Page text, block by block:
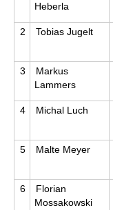
Heberla
2 Tobias Jugelt
3
Markus
Lammers
4 Michal Luch
5 Malte Meyer
6
Florian
Mossakowski